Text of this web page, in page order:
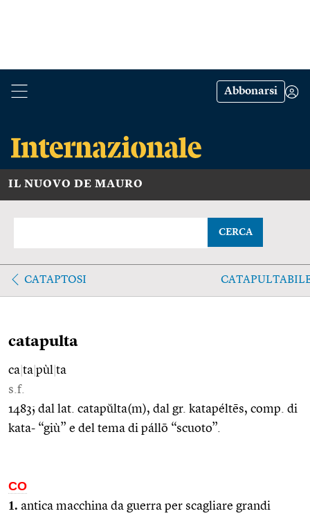
Abbonarsi
IL NUOVO DE MAURO
CERCA
CATAPTOSI
catapulta
ca ta pùl ta
s.f.
1483; dal lat. catapŭlta(m), dal gr. katapéltēs, comp. di
kata- “giù” e del tema di pállō “scuoto”.
CO
1. antica macchina da guerra per scagliare grandi